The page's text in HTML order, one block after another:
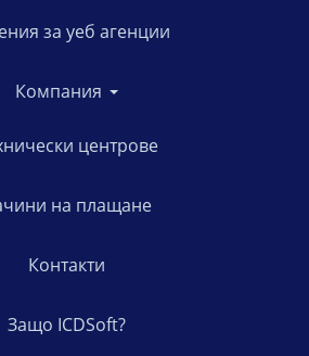
за уеб агенции
Компания
центрове
на плащане
Контакти
Защо ICDSoft?